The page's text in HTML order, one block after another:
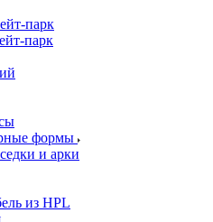
парк
парк
формы
и арки
из HPL